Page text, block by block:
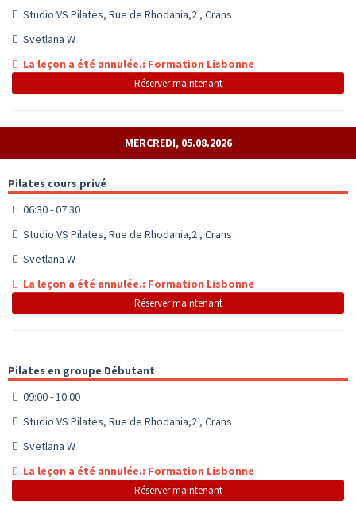
Studio VS Pilates, Rue de Rhodania,2 , Crans
Svetlana W
La leçon a été annulée.: Formation Lisbonne
Réserver maintenant
MERCREDI, 05.08.2026
Pilates cours privé
06:30 - 07:30
Studio VS Pilates, Rue de Rhodania,2 , Crans
Svetlana W
La leçon a été annulée.: Formation Lisbonne
Réserver maintenant
Pilates en groupe Débutant
09:00 - 10:00
Studio VS Pilates, Rue de Rhodania,2 , Crans
Svetlana W
La leçon a été annulée.: Formation Lisbonne
Réserver maintenant